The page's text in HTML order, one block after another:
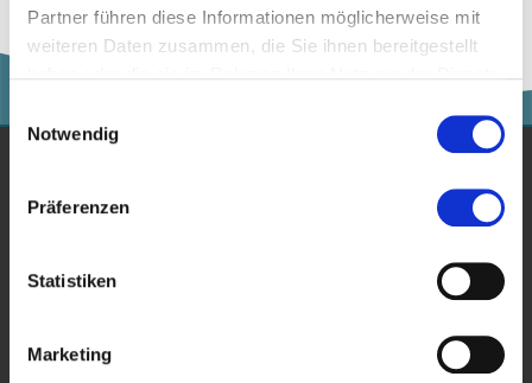
Partner führen diese Informationen möglicherweise mit
weiteren Daten zusammen, die Sie ihnen bereitgestellt
Notwendig
Präferenzen
Statistiken
Marketing
Forschung
Veranstaltungen